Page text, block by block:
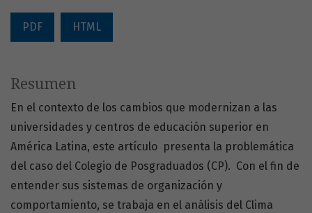
PDF HTML
Resumen
En el contexto de los cambios que modernizan a las
universidades y centros de educación superior en
América Latina, este artículo presenta la problemática
del caso del Colegio de Posgraduados (CP). Con el fin de
entender sus sistemas de organización y
comportamiento, se trabaja en el análisis del Clima